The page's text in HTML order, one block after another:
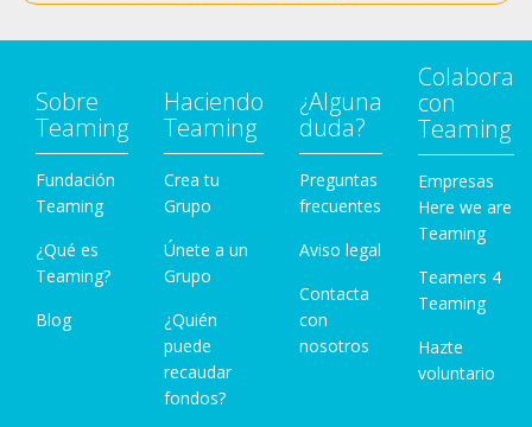
Sobre
Teaming
Fundación
Teaming
¿Qué es
Teaming?
Blog
Haciendo
Teaming
Crea tu
Grupo
Únete a un
Grupo
¿Quién
puede
recaudar
fondos?
¿Alguna
duda?
Preguntas
frecuentes
Aviso legal
Contacta
con
nosotros
Colabora
con
Teaming
Empresas
Here we are
Teaming
Teamers 4
Teaming
Hazte
voluntario